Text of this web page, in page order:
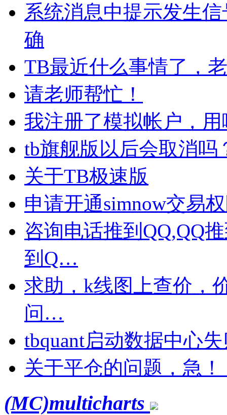
系统消息中提示发生
确
TB最近什么事情了，
请老师帮忙！
我注册了模拟帐户，
tb旗舰版以后会取消吗
关于TB极速版
申请开通simnow交易
咨询电话推到QQ,QQ
到Q…
求助，k线图上查价，
问…
tbquant启动数据中心
关于平仓的问题，急
(MC)multicharts